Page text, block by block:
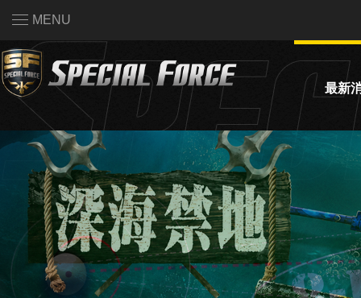
MENU
最新
活動
系統
賽事